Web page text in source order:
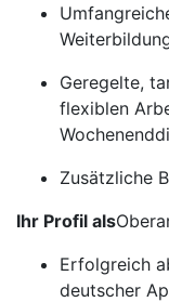
Geregelte,
flexiblen
Zusätzliche
Ihr Profil als
Erfolgreich
deutscher